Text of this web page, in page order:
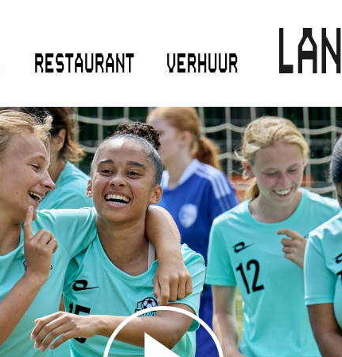
RESTAURANT VERHUUR